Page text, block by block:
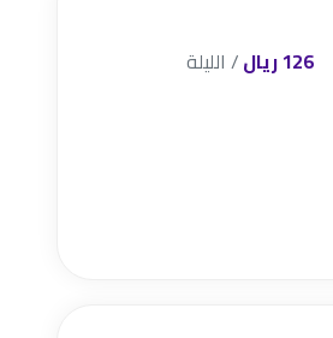
126 ريال / الليلة